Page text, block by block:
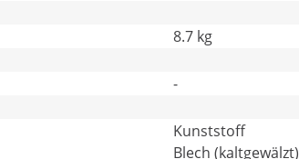
8.7 kg
-
Kunststoff
Blech (kaltgewälzt)